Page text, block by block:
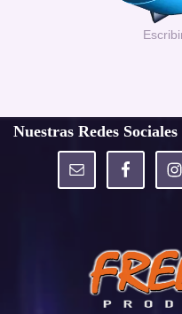
Nuestras Redes Sociales